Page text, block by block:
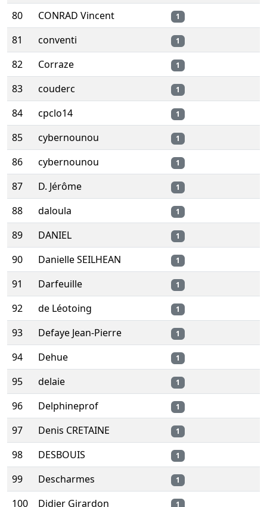
80 CONRAD Vincent 1
81 conventi 1
82 Corraze 1
83 couderc 1
84 cpclo14 1
85 cybernounou 1
86 cybernounou 1
87 D. Jérôme 1
88 daloula 1
89 DANIEL 1
90 Danielle SEILHEAN 1
91 Darfeuille 1
92 de Léotoing 1
93 Defaye Jean-Pierre 1
94 Dehue 1
95 delaie 1
96 Delphineprof 1
97 Denis CRETAINE 1
98 DESBOUIS 1
99 Descharmes 1
100 Didier Girardon 1